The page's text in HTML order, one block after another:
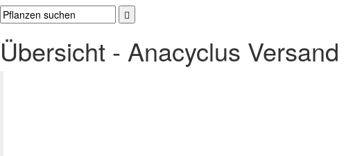
Übersicht - Anacyclus Versand